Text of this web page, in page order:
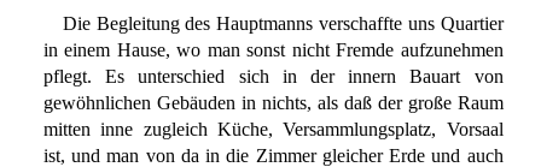
Die Begleitung des Hauptmanns verschaffte uns Quartier
in einem Hause, wo man sonst nicht Fremde aufzunehmen
pflegt. Es unterschied sich in der innern Bauart von
gewöhnlichen Gebäuden in nichts, als daß der große Raum
mitten inne zugleich Küche, Versammlungsplatz, Vorsaal
ist, und man von da in die Zimmer gleicher Erde und auch